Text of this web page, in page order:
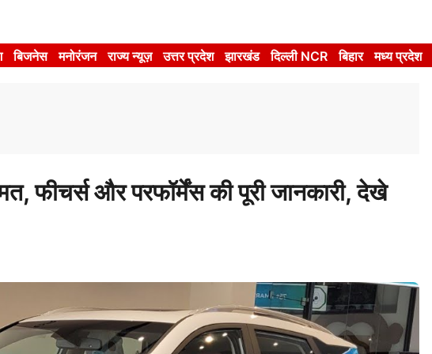
बिजनेस मनोरंजन राज्य न्यूज़ उत्तर प्रदेश झारखंड दिल्ली NCR बिहार मध्य प्रदेश
और परफॉर्मेंस की पूरी जानकारी, देखे